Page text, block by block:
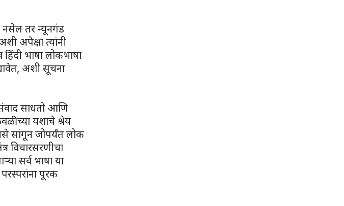
नसेल तर न्यूनगंड
अपेक्षा त्यांनी
भाषा लोकभाषा
अशी सूचना
साधतो आणि
यशाचे श्रेय
असे सांगून जोपर्यंत लोक
विचारसरणीचा
सर्व भाषा या
परस्परांना पूरक